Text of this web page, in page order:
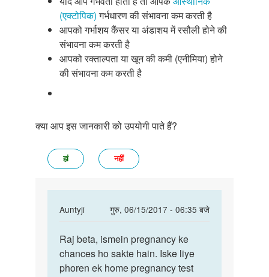
(एक्टोपिक)गर्भधारण की संभावना कम करती है
आपको गर्भाशय कैंसर या अंडाशय में रसौली होने की
संभावना कम करती है
आपको रक्ताल्पता या खून की कमी (एनीमिया) होने
की संभावना कम करती है
क्या आप इस जानकारी को उपयोगी पाते हैं?
हां नहीं
Auntyji
गुरु, 06/15/2017 - 06:35 बजे
In
to
Mam
meri
Raj
beta,
ismein
Raj beta, ismein pregnancy ke
chances ho sakte hain. Iske liye
phoren ek home pregnancy test